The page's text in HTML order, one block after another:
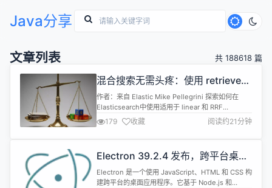
Java分享
文章列表 共 188618 篇
混合搜索无需头疼：使用 retrievers
简化混合搜索
作者：来自 Elastic Mike Pellegrini 探索如何在
Elasticsearch中使用适用于 linear 和 RRF
retrievers 的多字段查询格式来简化混合搜索，并在
对你的 Elasticsearch 索引没有任何先验知识的情况
下创建查询。 Elasticsearch 充满了新特性，可以帮
179 收藏 阅读约21分钟
Electron 39.2.4 发布，跨平台桌面
应用开发工具
Electron 是一个使用 JavaScript、HTML 和 CSS 构
建跨平台的桌面应用程序。它基于 Node.js 和